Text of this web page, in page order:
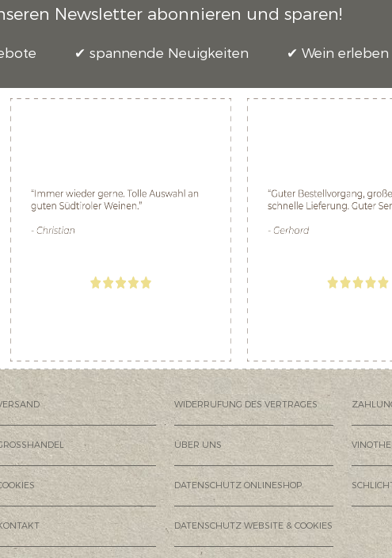
Newsletter abonnieren und sparen!
spannende Neuigkeiten Wein erleben
WIDERRUFUNG DES VERTRAGES
ÜBER UNS
DATENSCHUTZ ONLINESHOP
DATENSCHUTZ WEBSITE & COOKIES